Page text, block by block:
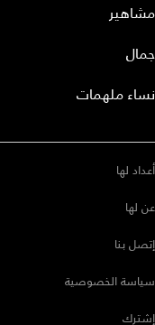
مشاهير
جمال
نساء ملهمات
أعداد لها
عن لها
إتصل بنا
سياسة الخصوصية
إشترك